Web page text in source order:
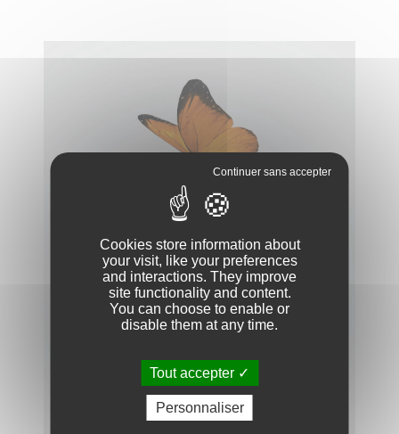
Cookies store information about
your visit, like your preferences
and interactions. They improve
site functionality and content.
You can choose to enable or
disable them at any time.
Personnaliser